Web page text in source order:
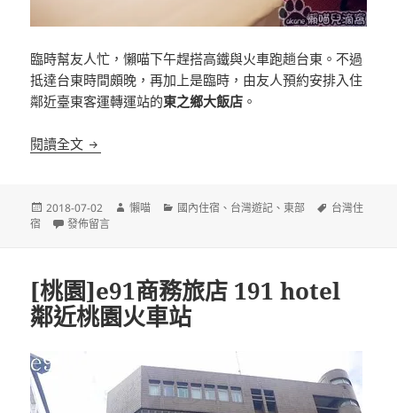
臨時幫友人忙，懶喵下午趕搭高鐵與火車跑趟台東。不過
抵達台東時間頗晚，再加上是臨時，由友人預約安排入住
鄰近臺東客運轉運站的東之鄉大飯店 。
閱讀全文 [台東]東之鄉大飯店 鄰近臺東客運轉運站平價飯店
發
佈
2018-07-02
作
懶喵
分
國內住宿 、 台灣遊記 、東部
標
台灣住
宿
在〈[台東]東之鄉大飯店 鄰近臺東客運轉運站平價飯店〉
發佈留言
[桃園]e91商務旅店 191 hotel
鄰近桃園火車站